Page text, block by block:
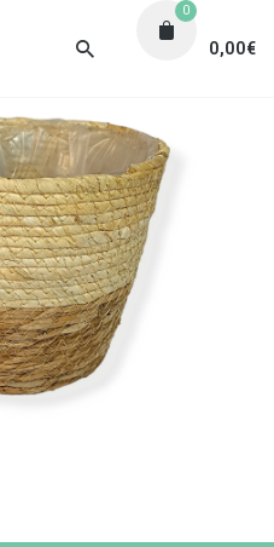
0,00€
0